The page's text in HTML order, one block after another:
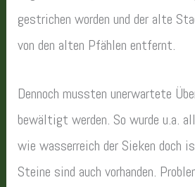
gestrichen worden und der alte
von den alten Pfählen entfernt.
Dennoch mussten unerwartete
bewältigt werden. So wurde u.a.
wie wasserreich der Sieken doch
Steine sind auch vorhanden.